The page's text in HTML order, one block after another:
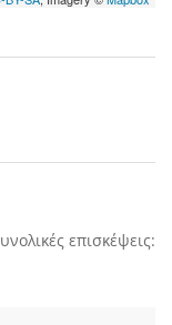
επισκέψεις: